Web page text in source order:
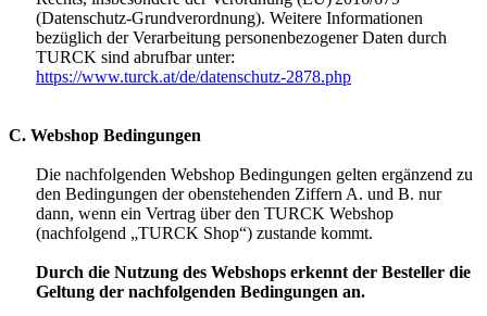
(Datenschutz-Grundverordnung). Weitere Informationen
bezüglich der Verarbeitung personenbezogener Daten durch
TURCK sind abrufbar unter:
https://www.turck.at/de/datenschutz-2878.php
C. Webshop Bedingungen
Die nachfolgenden Webshop Bedingungen gelten ergänzend zu
den Bedingungen der obenstehenden Ziffern A. und B. nur
dann, wenn ein Vertrag über den TURCK Webshop
(nachfolgend „TURCK Shop“) zustande kommt.
Durch die Nutzung des Webshops erkennt der Besteller die
Geltung der nachfolgenden Bedingungen an.